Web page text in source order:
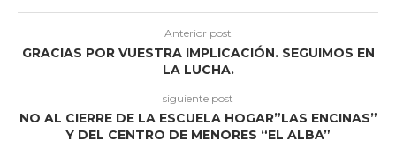
Anterior post
GRACIAS POR VUESTRA IMPLICACIÓN. SEGUIMOS EN
LA LUCHA.
siguiente post
NO AL CIERRE DE LA ESCUELA HOGAR”LAS ENCINAS”
Y DEL CENTRO DE MENORES “EL ALBA”